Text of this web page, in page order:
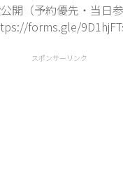
開（予約優先・当日参
forms.gle/
スポンサーリンク